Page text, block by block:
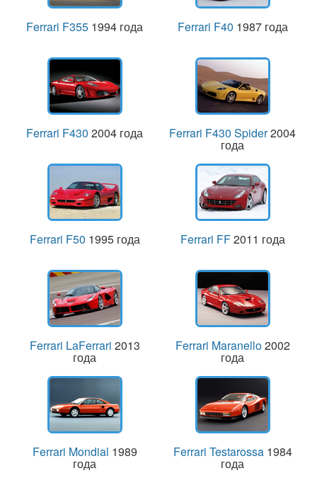
Ferrari F355 1994 года Ferrari F40 1987 года
Ferrari F430 2004 года Ferrari F430 Spider2004
года
Ferrari F50 1995 года Ferrari FF2011 года
Ferrari LaFerrari 2013
года
Ferrari Maranello2002
года
Ferrari Mondial 1989
года
Ferrari Testarossa1984
года